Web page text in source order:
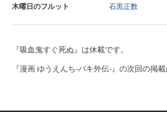
木曜日のフルット 石黒正数
『吸血鬼すぐ死ぬ』は休載です。
『漫画 ゆうえんち-バキ外伝-』の次回の掲載